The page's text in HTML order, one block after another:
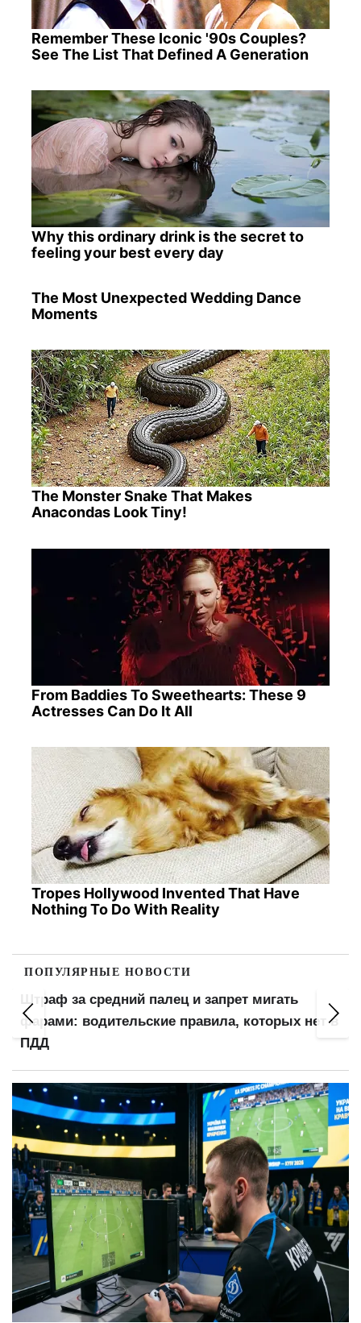
Remember These Iconic '90s Couples?
See The List That Defined A Generation
Why this ordinary drink is the secret to
feeling your best every day
The Most Unexpected Wedding Dance
Moments
The Monster Snake That Makes
Anacondas Look Tiny!
From Baddies To Sweethearts: These 9
Actresses Can Do It All
Tropes Hollywood Invented That Have
Nothing To Do With Reality
ПОПУЛЯРНЫЕ НОВОСТИ
Штраф за средний палец и запрет мигать
фарами: водительские правила, которых нет в
ПДД